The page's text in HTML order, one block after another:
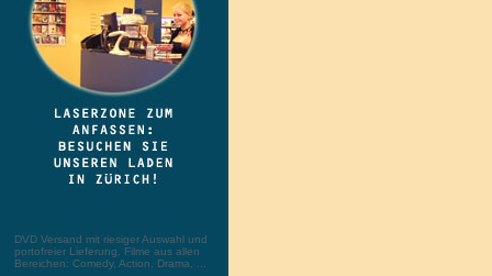
DVD Versand mit riesiger Auswahl und
portofreier Lieferung. Filme aus allen
Bereichen: Comedy, Action, Drama, ...